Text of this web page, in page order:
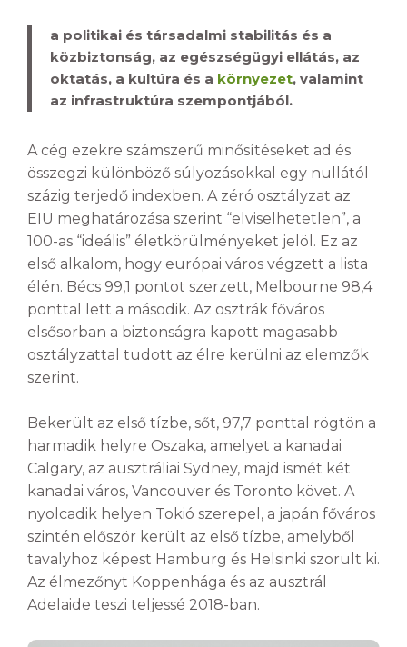
a politikai és társadalmi stabilitás és a
közbiztonság, az egészségügyi ellátás, az
oktatás, a kultúra és a környezet, valamint
az infrastruktúra szempontjából.
A cég ezekre számszerű minősítéseket ad és
összegzi különböző súlyozásokkal egy nullától
százig terjedő indexben. A zéró osztályzat az
EIU meghatározása szerint “elviselhetetlen”, a
100-as “ideális” életkörülményeket jelöl. Ez az
első alkalom, hogy európai város végzett a lista
élén. Bécs 99,1 pontot szerzett, Melbourne 98,4
ponttal lett a második. Az osztrák főváros
elsősorban a biztonságra kapott magasabb
osztályzattal tudott az élre kerülni az elemzők
szerint.
Bekerült az első tízbe, sőt, 97,7 ponttal rögtön a
harmadik helyre Oszaka, amelyet a kanadai
Calgary, az ausztráliai Sydney, majd ismét két
kanadai város, Vancouver és Toronto követ. A
nyolcadik helyen Tokió szerepel, a japán főváros
szintén először került az első tízbe, amelyből
tavalyhoz képest Hamburg és Helsinki szorult ki.
Az élmezőnyt Koppenhága és az ausztrál
Adelaide teszi teljessé 2018-ban.